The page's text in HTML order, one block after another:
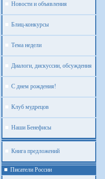
Новости и объявления
Блиц-конкурсы
Тема недели
Диалоги, дискуссии, обсуждения
С днем рождения!
Клуб мудрецов
Наши Бенефисы
Книга предложений
Писатели России